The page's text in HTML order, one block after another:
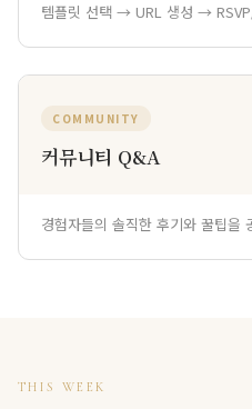
템플릿 선택 → URL 생성 →
COMMUNITY
커뮤니티 Q&A
경험자들의 솔직한 후기와 꿀팁을
THIS WEEK